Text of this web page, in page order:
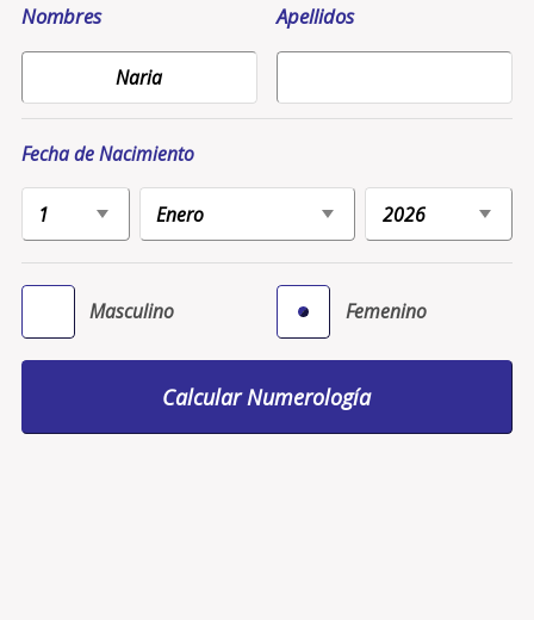
Nombres Apellidos
Fecha de Nacimiento
Masculino Femenino